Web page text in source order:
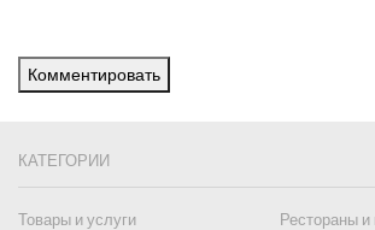
Комментировать
КАТЕГОРИИ
Товары и услуги
Рестораны